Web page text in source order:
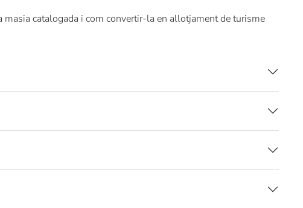
catalogada i com convertir-la en allotjament de turisme